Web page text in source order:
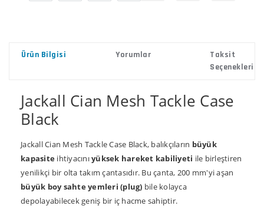
Ürün Bilgisi Yorumlar
Taksit
Seçenekleri
Jackall Cian Mesh Tackle Case
Black
Jackall Cian Mesh Tackle Case Black, balıkçıların büyük
kapasite ihtiyacınıyüksek hareket kabiliyeti ile birleştiren
yenilikçi bir olta takım çantasıdır. Bu çanta, 200 mm'yi aşan
büyük boy sahte yemleri (plug) bile kolayca
depolayabilecek geniş bir iç hacme sahiptir.